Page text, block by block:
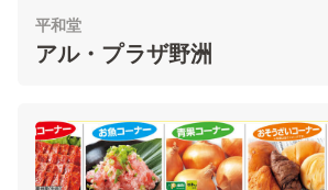
平和堂
アル・プラザ野洲